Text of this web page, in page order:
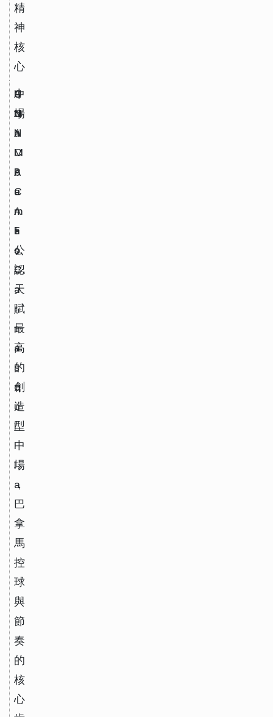
精
神
核
心
A
d
a
l
b
e
r
t
o
C
a
r
r
a
s
q
u
i
l
l
a
中
場
U
N
A
M
P
u
m
a
s
C
O
N
C
A
C
A
F
公
認
天
賦
最
高
的
創
造
型
中
場
，
巴
拿
馬
控
球
與
節
奏
的
核
心